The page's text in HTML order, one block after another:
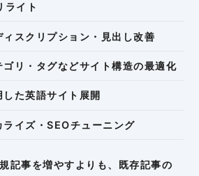
ライト
スクリプション・見出し改善
ゴリ・タグなどサイト構造の最適化
た英語サイト展開
イズ・SEOチューニング
記事を増やすよりも、既存記事の